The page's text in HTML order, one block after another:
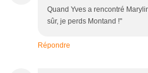
Quand Yves a rencontré
sûr, je perds Montand !"
Répondre